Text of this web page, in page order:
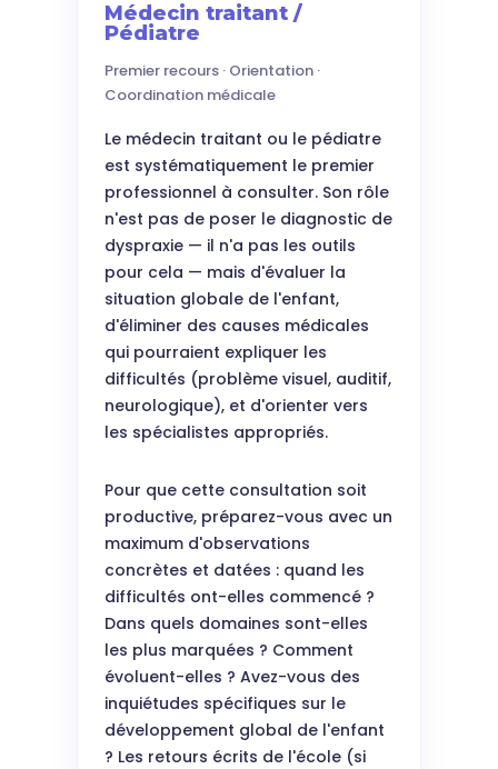
Médecin traitant /
Pédiatre
Premier recours · Orientation ·
Coordination médicale
Le médecin traitant ou le pédiatre
est systématiquement le premier
professionnel à consulter. Son rôle
n'est pas de poser le diagnostic de
dyspraxie — il n'a pas les outils
pour cela — mais d'évaluer la
situation globale de l'enfant,
d'éliminer des causes médicales
qui pourraient expliquer les
difficultés (problème visuel, auditif,
neurologique), et d'orienter vers
les spécialistes appropriés.
Pour que cette consultation soit
productive, préparez-vous avec un
maximum d'observations
concrètes et datées : quand les
difficultés ont-elles commencé ?
Dans quels domaines sont-elles
les plus marquées ? Comment
évoluent-elles ? Avez-vous des
inquiétudes spécifiques sur le
développement global de l'enfant
? Les retours écrits de l'école (si